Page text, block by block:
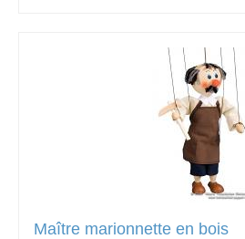
Maître marionnette en bois